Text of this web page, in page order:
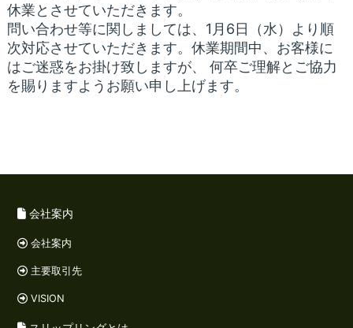
休業とさせていただきます。
問い合わせ等に関しましては、1月6日（水）より順
次対応させていただきます。休業期間中、お客様に
はご迷惑をお掛け致しますが、 何卒ご理解とご協力
を賜りますようお願い申し上げます。
会社案内
会社案内
主要取引先
VISION